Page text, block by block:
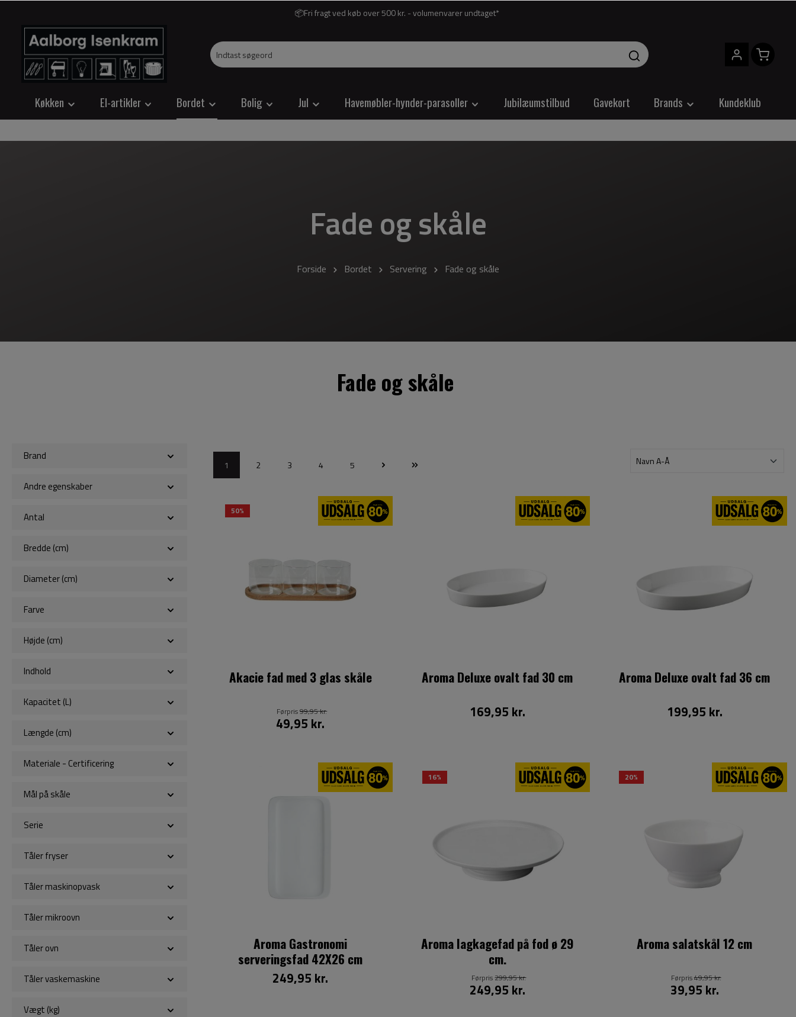
📦Fri fragt ved køb over 500 kr. - volumenvarer undtaget*
Køkken El-artikler Bordet Bolig Jul Havemøbler-hynder-parasoller Jubilæumstilbud Gavekort Brands Kundeklub
Fade og skåle
Forside Bordet Servering Fade og skåle
Fade og skåle
Brand
Andre egenskaber
Antal
Bredde (cm)
Diameter (cm)
Farve
Højde (cm)
Indhold
Kapacitet (L)
Længde (cm)
Materiale - Certificering
Mål på skåle
Serie
Tåler fryser
Tåler maskinopvask
Tåler mikroovn
Tåler ovn
Tåler vaskemaskine
Vægt (kg)
1 2 3 4 5
50%
Akacie fad med 3 glas skåle
49,95 kr.
Førpris99,95 kr.
Aroma Deluxe ovalt fad 30 cm
169,95 kr.
Aroma Deluxe ovalt fad 36 cm
199,95 kr.
Aroma Gastronomi
serveringsfad 42X26 cm
249,95 kr.
16%
Aroma lagkagefad på fod ø 29
cm.
249,95 kr.
Førpris299,95 kr.
20%
Aroma salatskål 12 cm
39,95 kr.
Førpris49,95 kr.